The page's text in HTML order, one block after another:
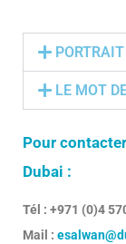
LE MOT
Pour
Dubai :
Tél : +971 (0)4
Mail :